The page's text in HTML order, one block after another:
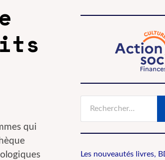
qui
Les nouveautés livres,